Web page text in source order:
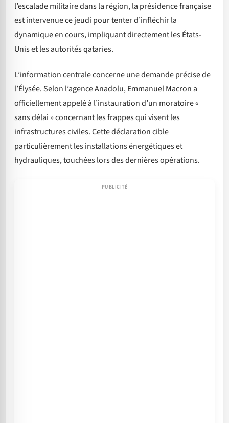
l’escalade militaire dans la région, la présidence française
est intervenue ce jeudi pour tenter d’infléchir la
dynamique en cours, impliquant directement les États-
Unis et les autorités qataries.
L’information centrale concerne une demande précise de
l’Élysée. Selon l’agence Anadolu, Emmanuel Macron a
officiellement appelé à l’instauration d’un moratoire «
sans délai » concernant les frappes qui visent les
infrastructures civiles. Cette déclaration cible
particulièrement les installations énergétiques et
hydrauliques, touchées lors des dernières opérations.